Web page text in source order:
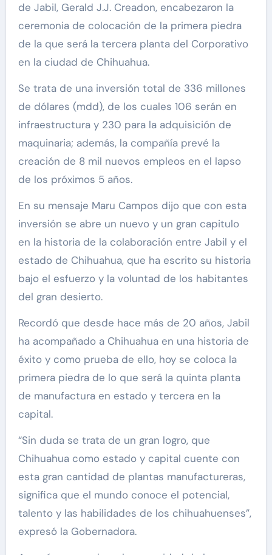
de Jabil, Gerald J.J. Creadon, encabezaron la
ceremonia de colocación de la primera piedra
de la que será la tercera planta del Corporativo
en la ciudad de Chihuahua.
Se trata de una inversión total de 336 millones
de dólares (mdd), de los cuales 106 serán en
infraestructura y 230 para la adquisición de
maquinaria; además, la compañía prevé la
creación de 8 mil nuevos empleos en el lapso
de los próximos 5 años.
En su mensaje Maru Campos dijo que con esta
inversión se abre un nuevo y un gran capitulo
en la historia de la colaboración entre Jabil y el
estado de Chihuahua, que ha escrito su historia
bajo el esfuerzo y la voluntad de los habitantes
del gran desierto.
Recordó que desde hace más de 20 años, Jabil
ha acompañado a Chihuahua en una historia de
éxito y como prueba de ello, hoy se coloca la
primera piedra de lo que será la quinta planta
de manufactura en estado y tercera en la
capital.
“Sin duda se trata de un gran logro, que
Chihuahua como estado y capital cuente con
esta gran cantidad de plantas manufactureras,
significa que el mundo conoce el potencial,
talento y las habilidades de los chihuahuenses”,
expresó la Gobernadora.